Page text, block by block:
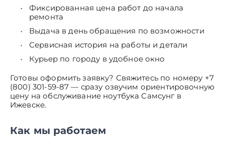
Фиксированная цена работ до начала
ремонта
Выдача в день обращения по возможности
Сервисная история на работы и детали
Курьер по городу в удобное окно
Готовы оформить заявку? Свяжитесь по номеру +7
(800) 301-59-87 — сразу озвучим ориентировочную
цену на обслуживание ноутбука Самсунг в
Ижевске.
Как мы работаем